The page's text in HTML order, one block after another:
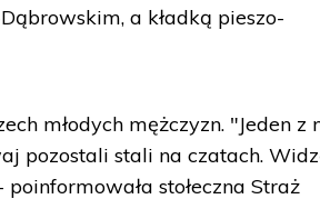
a kładką pieszo-
młodych mężczyzn. "Jeden z
pozostali stali na czatach.
stołeczna Straż